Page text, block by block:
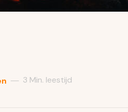
— 3 Min. leestijd